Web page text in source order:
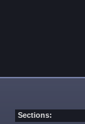
Sections: